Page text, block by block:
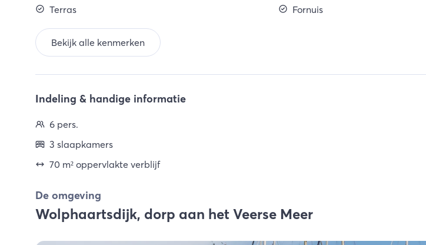
Terras
Fornuis
Bekijk alle kenmerken
Indeling & handige informatie
6 pers.
3 slaapkamers
70 m² oppervlakte verblijf
De omgeving
Wolphaartsdijk, dorp aan het Veerse Meer